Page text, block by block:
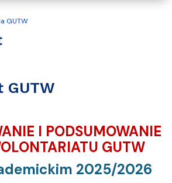
GUTW
I PODSUMOWANIE
GUTW
2025/2026